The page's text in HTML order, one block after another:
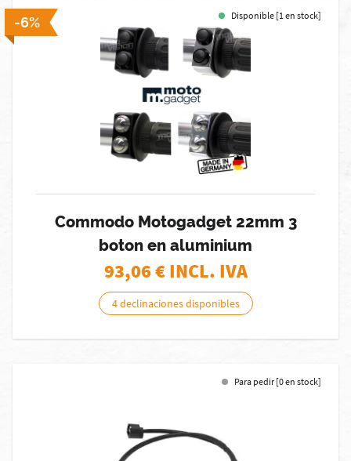
-6% Disponible [1 en stock]
Commodo Motogadget 22mm 3
boton en aluminium
93,06€ INCL. IVA
4 declinaciones disponibles
Para pedir [0 en stock]